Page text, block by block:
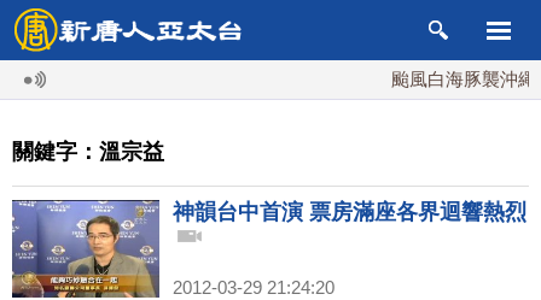
颱風白海豚襲沖繩
關鍵字：溫宗益
神韻台中首演 票房滿座各界迴響熱烈
2012-03-29 21:24:20